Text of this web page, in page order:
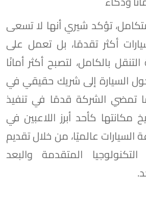
تؤكد شيري أنها لا تسعى
أكثر تقدمًا، بل تعمل على
بالكامل، لتصبح أكثر أمانًا
السيارة إلى شريك حقيقي في
تمضي الشركة قدمًا في تنفيذ
مكانتها كأحد أبرز اللاعبين في
عالميًا، من خلال تقديم
المتقدمة والبعد